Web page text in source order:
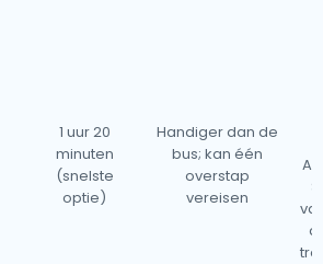
1 uur 20
minuten
(snelste
optie)
Handiger dan de
bus; kan één
overstap
vereisen